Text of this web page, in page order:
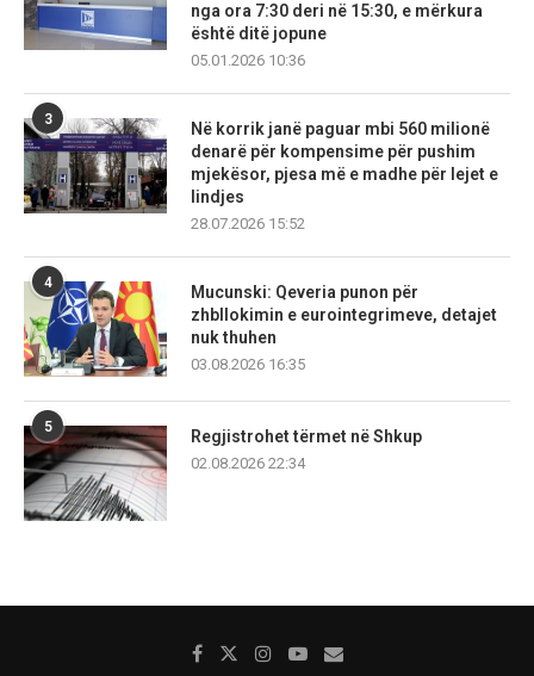
nga ora 7:30 deri në 15:30, e mërkura
është ditë jopune
05.01.2026 10:36
3
Në korrik janë paguar mbi 560 milionë
denarë për kompensime për pushim
mjekësor, pjesa më e madhe për lejet e
lindjes
28.07.2026 15:52
4
Mucunski: Qeveria punon për
zhbllokimin e eurointegrimeve, detajet
nuk thuhen
03.08.2026 16:35
5
Regjistrohet tërmet në Shkup
02.08.2026 22:34